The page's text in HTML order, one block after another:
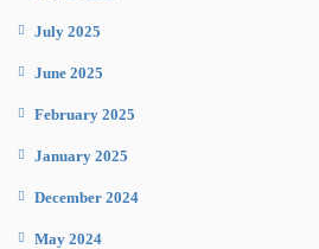
July 2025
June 2025
February 2025
January 2025
December 2024
May 2024